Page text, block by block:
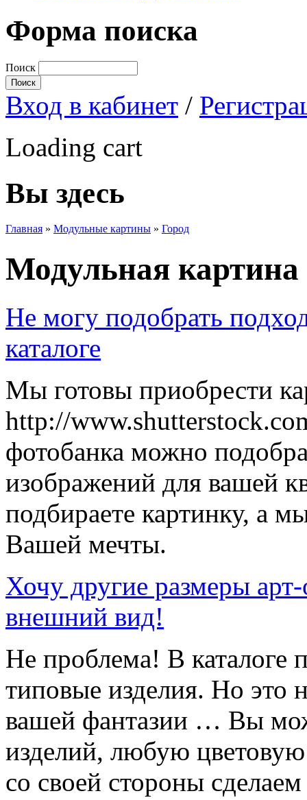
Форма поиска
Поиск
Вход в кабинет /
Loading cart
Вы здесь
Главная » Модульные картины » Город
Модульная картина
Не могу подобрать
каталоге
Мы готовы приобрести
http://
фотобанка можно
изображений для вашей
подбираете картинку, а
Вашей мечты.
Хочу другие размеры
внешний вид!
Не проблема! В каталоге
типовые изделия. Но это
вашей фантазии … Вы
изделий, любую
со своей стороны